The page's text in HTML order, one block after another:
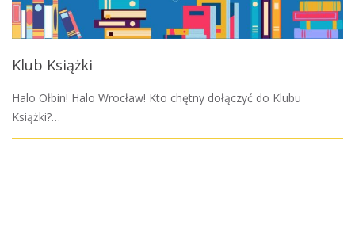
Klub Książki
Halo Ołbin! Halo Wrocław! Kto chętny dołączyć do Klubu
Książki?…